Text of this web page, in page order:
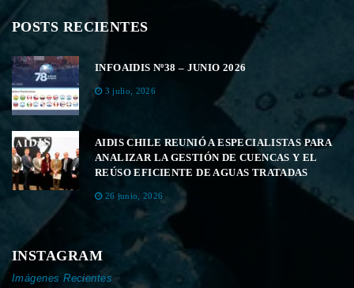
POSTS RECIENTES
INFOAIDIS Nº38 – JUNIO 2026
3 julio, 2026
AIDIS CHILE REUNIÓ A ESPECIALISTAS PARA
ANALIZAR LA GESTIÓN DE CUENCAS Y EL
REÚSO EFICIENTE DE AGUAS TRATADAS
26 junio, 2026
INSTAGRAM
Imágenes Recientes